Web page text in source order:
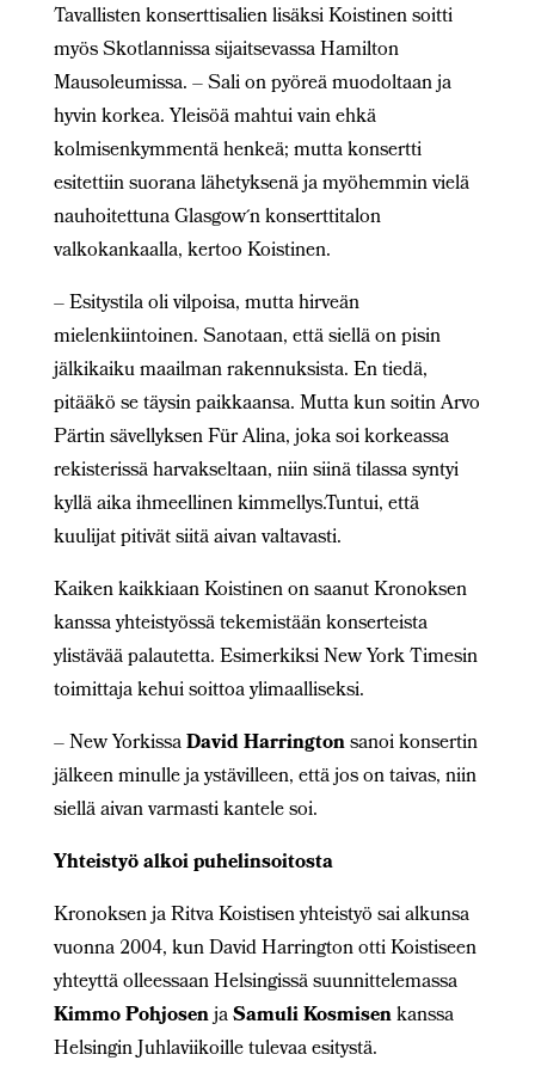
Tavallisten konserttisalien lisäksi Koistinen soitti
myös Skotlannissa sijaitsevassa Hamilton
Mausoleumissa. – Sali on pyöreä muodoltaan ja
hyvin korkea. Yleisöä mahtui vain ehkä
kolmisenkymmentä henkeä; mutta konsertti
esitettiin suorana lähetyksenä ja myöhemmin vielä
nauhoitettuna Glasgow´n konserttitalon
valkokankaalla, kertoo Koistinen.
– Esitystila oli vilpoisa, mutta hirveän
mielenkiintoinen. Sanotaan, että siellä on pisin
jälkikaiku maailman rakennuksista. En tiedä,
pitääkö se täysin paikkaansa. Mutta kun soitin Arvo
Pärtin sävellyksen Für Alina, joka soi korkeassa
rekisterissä harvakseltaan, niin siinä tilassa syntyi
kyllä aika ihmeellinen kimmellys.Tuntui, että
kuulijat pitivät siitä aivan valtavasti.
Kaiken kaikkiaan Koistinen on saanut Kronoksen
kanssa yhteistyössä tekemistään konserteista
ylistävää palautetta. Esimerkiksi New York Timesin
toimittaja kehui soittoa ylimaalliseksi.
– New YorkissaDavid Harringtonsanoi konsertin
jälkeen minulle ja ystävilleen, että jos on taivas, niin
siellä aivan varmasti kantele soi.
Yhteistyö alkoipuhelinsoitosta
Kronoksen ja Ritva Koistisen yhteistyö sai alkunsa
vuonna 2004, kun David Harrington otti Koistiseen
yhteyttä olleessaan Helsingissä suunnittelemassa
Kimmo PohjosenjaSamuli Kosmisenkanssa
Helsingin Juhlaviikoille tulevaa esitystä.